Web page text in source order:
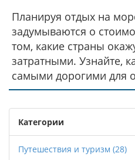
Планируя отдых на
задумываются о
том, какие страны
затратными. Узнайте,
самыми дорогими для
полезные советы, как
роскошных местах. Мы
несколько интересных
советы, чтобы ваш
разорил ваш бюджет.
Категории
Путешествия и туризм (28)